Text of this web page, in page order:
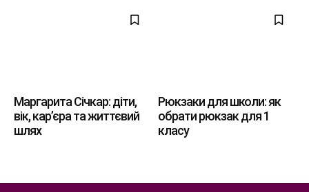
Маргарита Січкар: діти,
вік, кар’єра та життєвий
шлях
Рюкзаки для школи: як
обрати рюкзак для 1
класу